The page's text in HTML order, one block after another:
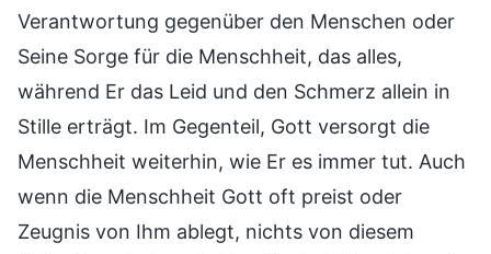
Verantwortung gegenüber den Menschen oder
Seine Sorge für die Menschheit, das alles,
während Er das Leid und den Schmerz allein in
Stille erträgt. Im Gegenteil, Gott versorgt die
Menschheit weiterhin, wie Er es immer tut. Auch
wenn die Menschheit Gott oft preist oder
Zeugnis von Ihm ablegt, nichts von diesem